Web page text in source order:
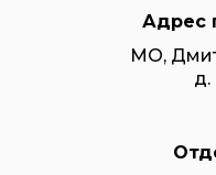
Адрес
МО,
д.